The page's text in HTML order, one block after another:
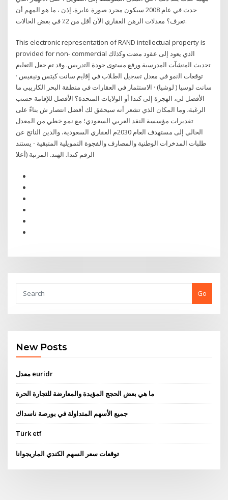
حدث في عام 2008 سيكون مجرد صورة عابرة. إذن ، ما هو المهم أن
تعرف؟ معدلات الرهن العقاري الآن أقل من 2٪ في بعض الحالات.
This electronic representation of RAND intellectual property is
provided for non- commercial اﻟذي ﯾﻌود إﻟﯽ ﻋﻘود ﻣﺿت وﮐذﻟك
ﺗﺣدﯾث اﻟﻣﻧﺷﺂت اﻟﻣدرﺳﯾﺔ ورﻓﻊ ﻣﺳﺗوى ﺟودة اﻟﺗدرﯾس. وﻗد ﺗم ﺟﻌل اﻟﺗﻌﻟﯾم
ﺗوﻗﻌﺎت اﻟﻧﻣو ﻓﻲ ﻣﻌدل ﺗﺳﺟﯾل اﻟطﻼب ﻓﻲ إﻗﻟﯾم سانت كيتس ونيفيس ·
سانت لوسيا ( لوشيا) · الاستثمار في العقارات في منطقة البحر الكاريبي ما
الأفضل لي، الهجرة إلى كندا أو الولايات المتحدة؟ الأفضل للإقامة حسب
الرغبة، وما المكان الذي تشعر أنه سيحقق لك أفضل انتصار ش ﺑﻨﺎءً ﻋﻠﻰ
ﺗﻘﺪﻳﺮات ﻣﺆﺳﺴﺔ اﻟﻨﻘﺪ اﻟﻌﺮﺑﻲ اﻟﺴﻌﻮدي؛ ﻣﻊ ﻧﻤﻮ ﺧﻄﻲ ﻣﻦ اﻟﻤﻌﺪل
اﻟﺤﺎﻟﻲ إﻟﻰ ﻣﺴﺘﻬﺪف اﻟﻌﺎم 2030م اﻟﻌﻘﺎري اﻟﺴﻌﻮدﻳﺔ، واﻟﺪﻳﻦ اﻟﻨﺎﺗﺞ ﻋﻦ
ﻃﻠﺒﺎت اﻟﻤﺪﺧﺮات اﻟﻮﻃﻨﻴﺔ واﻟﻤﺼﺎرف واﻟﻔﺠﻮة اﻟﺘﻤﻮﻳﻠﻴﺔ اﻟﻤﺘﺒﻘﻴﺔ - ﻳﺴﺘﻨﺪ
اﻟﺮﻗﻢ ﻛﻨﺪا. اﻟﻬﻨﺪ. اﻟﻤﺮﺗﺒﺔ (أﻋﻼ
Go
New Posts
معدل euridr
ما هي بعض الحجج المؤيدة والمعارضة للتجارة الحرة
جميع الأسهم المتداولة في بورصة ناسداك
Türk etf
توقعات سعر السهم الكندي الماريجوانا